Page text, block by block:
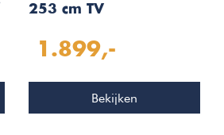
253 cm TV
Groen
1.899,-
Bekijken